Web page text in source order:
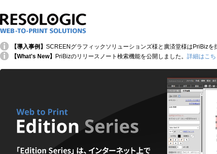
【導入事例】 SCREENグラフィックソリューションズ様と廣済堂様はPriBiz
【What's New】
PriBizのリリースノート検索機能を公開しました。 詳細はこ